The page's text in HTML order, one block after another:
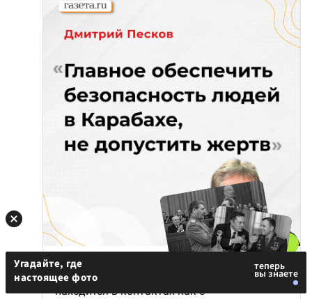
Угадайте, где
настоящее фото